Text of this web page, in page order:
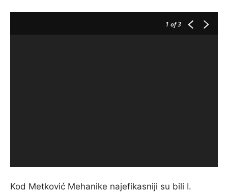
1 of 3
Kod Metković Mehanike najefikasniji su bili I.